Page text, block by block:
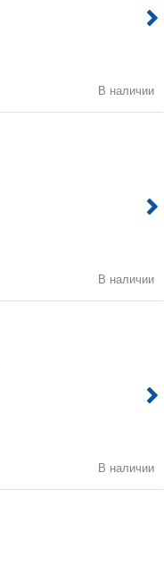
В наличии
В наличии
В наличии